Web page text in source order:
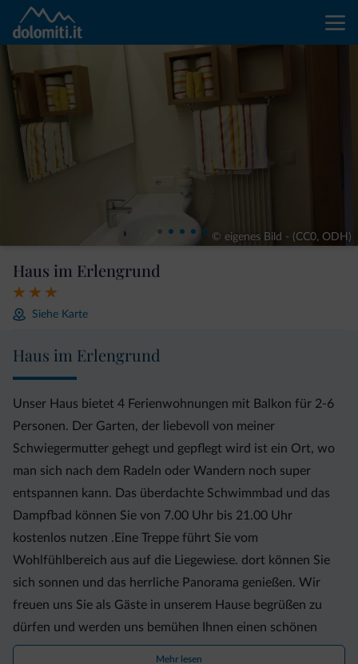
© eigenes Bild - (CC0, ODH)
Haus im Erlengrund
Siehe Karte
Haus im Erlengrund
Unser Haus bietet 4 Ferienwohnungen mit Balkon für 2-6
Personen. Der Garten, der liebevoll von meiner
Schwiegermutter gehegt und gepflegt wird ist ein Ort, wo
man sich nach dem Radeln oder Wandern noch super
entspannen kann. Das überdachte Schwimmbad und das
Dampfbad können Sie von 7.00 Uhr bis 21.00 Uhr
kostenlos nutzen .Eine Treppe führt Sie vom
Wohlfühlbereich aus auf die Liegewiese. dort können Sie
sich sonnen und das herrliche Panorama genießen. Wir
freuen uns Sie als Gäste in unserem Hause begrüßen zu
dürfen und werden uns bemühen Ihnen einen schönen
Aufenthalt zu bereiten.
Mehr lesen